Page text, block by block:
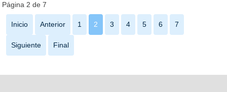
Página 2 de 7
Inicio Anterior 1 2 3 4 5 6 7
Siguiente Final